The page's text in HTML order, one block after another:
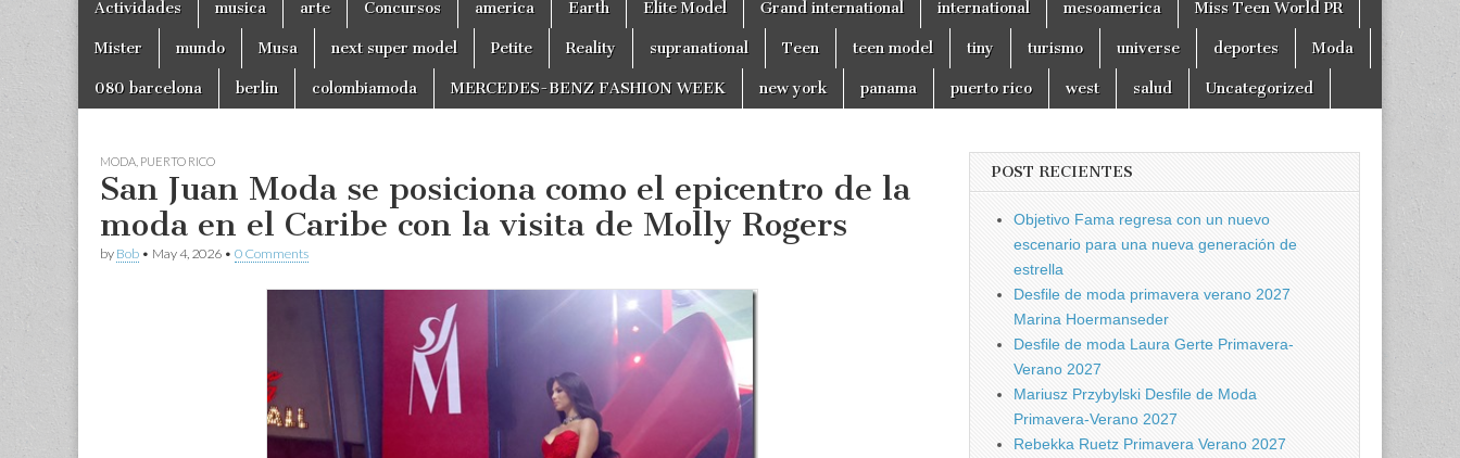
content
Actividades musica arte Concursos america Earth Elite Model Grand international international mesoamerica Miss Teen World PR
Mister mundo Musa next super model Petite Reality supranational Teen teen model tiny turismo universe deportes Moda
080 barcelona berlin colombiamoda MERCEDES-BENZ FASHION WEEK new york panama puerto rico west salud Uncategorized
MODA PUERTO RICO
San Juan Moda se posiciona como el epicentro de la
moda en el Caribe con la visita de Molly Rogers
by Bob • May 4, 2026 • 0 Comments
POST RECIENTES
Objetivo Fama regresa con un nuevo
escenario para una nueva generación de
estrella
Desfile de moda primavera verano 2027
Marina Hoermanseder
Desfile de moda Laura Gerte Primavera-
Verano 2027
Mariusz Przybylski Desfile de Moda
Primavera-Verano 2027
Rebekka Ruetz Primavera Verano 2027